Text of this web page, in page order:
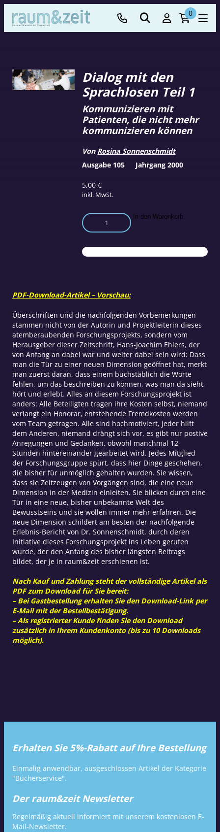
0
Dialog mit den
Sprachlosen Teil 1
5,00€
inkl. MwSt.
Kommunizieren mit
Patienten, die nicht mehr
kommunizieren können
Von Rosina Sonnenschmidt
Dialog
mit
Sprachlosen
Teil
In den Warenkorb
Ausgabe 105 Jahrgang 2000
PDF-Download-Artikel – Vorschau:
Überschriften und die nachfolgenden Vorbemerkungen
stammen nicht von der Autorin und Projektleiterin dieses
atemberaubenden Forschungsprojekts, sondern vom
Herausgeber dieser Zeitschrift, Hans-Joachim Ehlers, der
von Anfang an dabei war und weiter dabei sein wird: Dass
man die Tür zu einer neuen Dimension geöffnet hat, merkt
man zuerst daran, dass einem buchstäblich die Worte
fehlen, um das beschreiben zu können, was man da sieht,
hört und erlebt. Alles an diesem Forschungsprojekt ist
anders: Alle Beteiligten tragen ihre Kosten selbst, niemand
verlangt ein Honorar, entstehende Fremdkosten werden
vom Team getragen. Alle sind hochmotiviert, jeder hilft
dem Anderen, niemand drängt sich vor, es gibt nur postive
Anregungen und Gedanken, obwohl manchmal 12
Stunden hinterein­ander gearbeitet wird. Jedes Mitglied
der Forschungsgruppe spürt, dass hier Dinge geschehen,
die bisher für unmöglich gehalten wurden. Sie wissen,
dass sie Zeitzeugen von Vorgängen sind, die eine neue
Dimension in der Medizin einleiten. Sie blicken durch eine
Tür in eine neue, bisher un­be­kannte Welt des
Bewusstseins und sie wollen immer mehr erfahren. Die
neue Dimension schildert am besten der nachfolgende
Erlebnis-Bericht von Dr. Sonnenschmidt, durch deren
Initiative dieses For­schungsprojekt ins Leben gerufen
wurde, der den Anfang des bisher läng­sten Beitrags
bildet, der je in raum&zeit erschienen ist.
Nach Kauf und Zahlung steht der vollständige Artikel als
PDF zum Download für Sie bereit:
– Bei Gastbestellung erhalten Sie den Download-Link per
E-Mail mit der Bestellbestätigung.
– Als registrierter Kunde finden Sie den Download
zusätzlich in Ihrem Kundenkonto (bis zu 10 Downloads
möglich).
Erhalten Sie 5%-Rabatt auf Ihre Bestellung
Einmalig anwendbar, ausgeschlossen Artikel der Kategorie
"Bücherservice".
Der raum&zeit Newsletter
Regelmäßig aktuell informiert mit unserem kostenlosen E-
Mail-Newsletter.